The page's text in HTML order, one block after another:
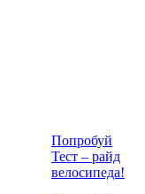
Попробуй
Тест – райд
велосипеда!